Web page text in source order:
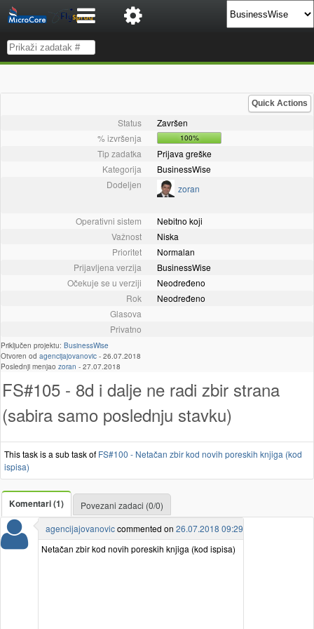
Quick Actions
Status
Završen
% izvršenja
100%
Tip zadatka
Prijava greške
Kategorija
BusinessWise
Dodeljen
zoran
Operativni sistem
Nebitno koji
Važnost
Niska
Prioritet
Normalan
Prijavljena verzija
BusinessWise
Očekuje se u verziji
Neodređeno
Rok
Neodređeno
Glasova
Privatno
Priključen projektu: BusinessWise
Otvoren od agencijajovanovic - 26.07.2018
Poslednji menjao zoran - 27.07.2018
FS#105 - 8d i dalje ne radi zbir strana
(sabira samo poslednju stavku)
This task is a sub task of FS#100 - Netačan zbir kod novih poreskih knjiga (kod
ispisa)
Komentari (1)
Povezani zadaci (0/0)
agencijajovanoviccommented on 26.07.2018 09:29
Netačan zbir kod novih poreskih knjiga (kod ispisa)